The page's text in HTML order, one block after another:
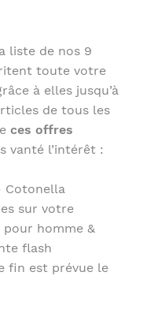
liste de nos 9
toute votre
à elles jusqu’à
de tous les
ces offres
vanté l’intérêt :
Cotonella
sur votre
homme &
flash
fin est prévue le